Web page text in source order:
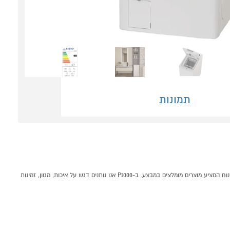
תמונות
מכונת כביסה פתח עליון 6 ק"ג CRYSTAL WC6000 קונים אונליין בקטגוריית מכונות כביסה פתח עליון במחלקת כביסה, ייבוש ומדיחים בP1000 - אתר קניות ישראלי בטוח, משתלם ונוח המציע מוצרים מומלצים במבצע. ב-P1000 אנו נותנים דגש על איכות, מגוון, זמינות